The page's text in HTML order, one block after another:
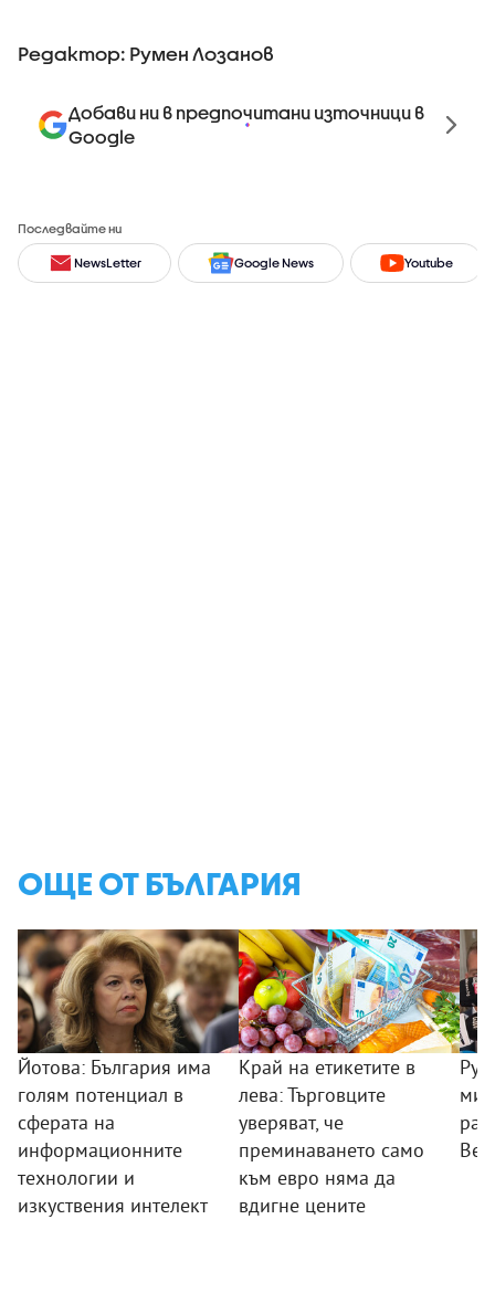
Редактор: Румен Лозанов
Добави ни в предпочитани източници в
Google
Последвайте ни
NewsLetter Google News Youtube
ОЩЕ ОТ БЪЛГАРИЯ
Йотова: България има
голям потенциал в
сферата на
информационните
технологии и
изкуствения интелект
Край на етикетите в
лева: Търговците
уверяват, че
преминаването само
към евро няма да
вдигне цените